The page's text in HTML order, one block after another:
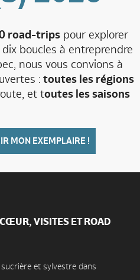
road-trips pour explorer
boucles à entreprendre
nous vous convions à
: toutes les régions
et toutes les saisons
MON EXEMPLAIRE !
VISITES ET ROAD
et sylvestre dans